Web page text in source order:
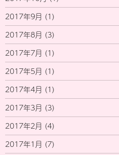
2017年9月 (1)
2017年8月 (3)
2017年7月 (1)
2017年5月 (1)
2017年4月 (1)
2017年3月 (3)
2017年2月 (4)
2017年1月 (7)